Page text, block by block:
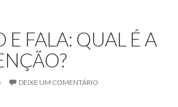
E FALA: QUAL É A
DEIXE UM COMENTÁRIO